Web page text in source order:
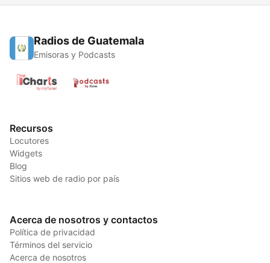
Radios de Guatemala
Emisoras y Podcasts
Recursos
Locutores
Widgets
Blog
Sitios web de radio por país
Acerca de nosotros y contactos
Política de privacidad
Términos del servicio
Acerca de nosotros